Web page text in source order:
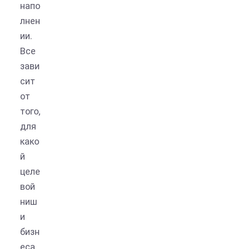
напо
лнен
ии.
Все
зави
сит
от
того,
для
како
й
целе
вой
ниш
и
бизн
еса